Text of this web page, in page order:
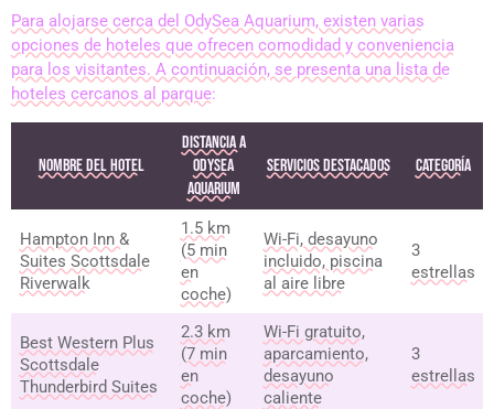
Para alojarse cerca del OdySea Aquarium, existen varias
opciones de hoteles que ofrecen comodidad y conveniencia
para los visitantes. A continuación, se presenta una lista de
hoteles cercanos al parque:
Nombre del Hotel
Distancia a
OdySea
Aquarium
Servicios Destacados Categoría
Hampton Inn &
Suites Scottsdale
Riverwalk
1.5 km
(5 min
en
coche)
Wi-Fi, desayuno
incluido, piscina
al aire libre
3
estrellas
Best Western Plus
Scottsdale
Thunderbird Suites
2.3 km
(7 min
en
coche)
Wi-Fi gratuito,
aparcamiento,
desayuno
caliente
3
estrellas